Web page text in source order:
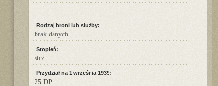
Rodzaj broni lub służby:
brak danych
Stopień:
strz.
Przydział na 1 września 1939:
25 DP